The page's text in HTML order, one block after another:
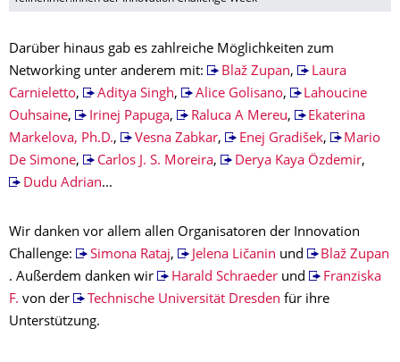
Darüber hinaus gab es zahlreiche Möglichkeiten zum
Networking unter anderem mit:
Blaž Zupan,
Laura
Carnieletto, Aditya Singh, Alice Golisano,
Lahoucine
Ouhsaine, Irinej Papuga, Raluca A Mereu,
Ekaterina
Markelova, Ph.D., Vesna Zabkar, Enej Gradišek,
Mario
De Simone, Carlos J. S. Moreira, Derya Kaya Özdemir,
Dudu Adrian...
Wir danken vor allem allen Organisatoren der Innovation
Challenge:
Simona Rataj, Jelena Ličanin und
Blaž Zupan
. Außerdem danken wir
Harald Schraederund
Franziska
F. von der Technische Universität Dresden für ihre
Unterstützung.